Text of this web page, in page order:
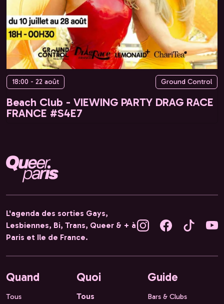
18:00 - 22 août Ground Control
Beach Club - VIEWING PARTY DRAG RACE
FRANCE #S4E7
L'agenda des sorties Gays,
Lesbiennes, Bi, Trans, Queer & + à
Paris et Ile de France.
Quand
Tous
Quoi
Tous
Guide
Bars & Clubs